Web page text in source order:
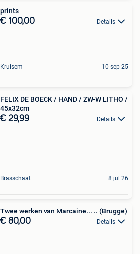
prints
€ 100,00 Details
Kruisem 10 sep 25
FELIX DE BOECK / HAND / ZW-W LITHO /
45x32cm
€ 29,99 Details
Brasschaat 8 jul 26
Twee werken van Marcaine...... (Brugge)
€ 80,00 Details